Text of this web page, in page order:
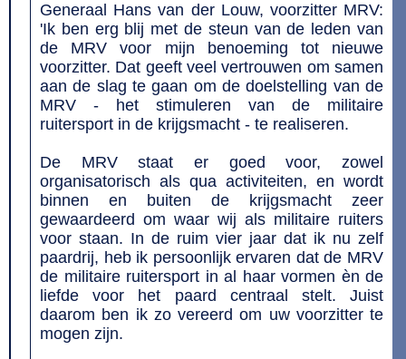
Generaal Hans van der Louw, voorzitter MRV:
'Ik ben erg blij met de steun van de leden van
de MRV voor mijn benoeming tot nieuwe
voorzitter. Dat geeft veel vertrouwen om samen
aan de slag te gaan om de doelstelling van de
MRV - het stimuleren van de militaire
ruitersport in de krijgsmacht - te realiseren.
De MRV staat er goed voor, zowel
organisatorisch als qua activiteiten, en wordt
binnen en buiten de krijgsmacht zeer
gewaardeerd om waar wij als militaire ruiters
voor staan. In de ruim vier jaar dat ik nu zelf
paardrij, heb ik persoonlijk ervaren dat de MRV
de militaire ruitersport in al haar vormen èn de
liefde voor het paard centraal stelt. Juist
daarom ben ik zo vereerd om uw voorzitter te
mogen zijn.